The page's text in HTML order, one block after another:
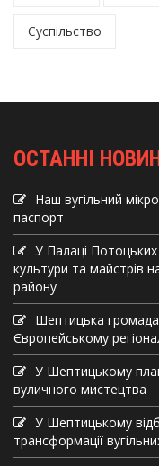
Суспільство
ОСТАННІ
Наш вугільний
паспорт
У Палаці Потоцьких
культури та майстрів
району
Шептицька
Європейському
У Шептицькому
вуличного мистецтва
У Шептицькому
трансформації